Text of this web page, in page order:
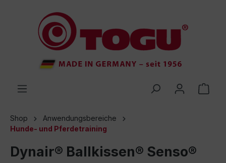
springen
Shop
Anwendungsbereiche
Hunde- und Pferdetraining
Dynair® Ballkissen® Senso®